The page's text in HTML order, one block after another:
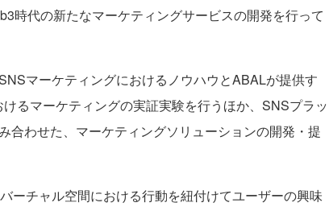
時代の新たなマーケティングサービスの開発を行って
マーケティングにおけるノウハウとABALが提供す
るマーケティングの実証実験を行うほか、SNSプラッ
合わせた、マーケティングソリューションの開発・提
ーチャル空間における行動を紐付けてユーザーの興味